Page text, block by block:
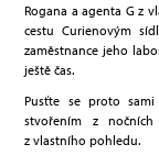
Rogana a agenta G z
cestu Curienovým
zaměstnance jeho
ještě čas.
Pusťte se proto
stvořením z
z vlastního pohledu.